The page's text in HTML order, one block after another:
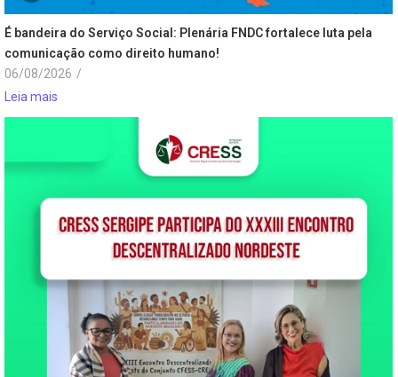
É bandeira do Serviço Social: Plenária FNDC fortalece luta pela
comunicação como direito humano!
06/08/2026 /
Leia mais